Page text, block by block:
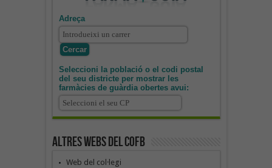
Adreça
Seleccioni la població o el codi postal
del seu districte per mostrar les
farmàcies de guàrdia obertes avui:
Altres webs del COFB
Web del col·legi